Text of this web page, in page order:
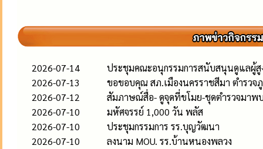
2026-07-14
ประชุมคณะอนุกรรมการสนับสนุนดูแลผู้สู
2026-07-13
ขอขอบคุณ สภ.เมืองนครราชสีมา ตำรวจ
2026-07-12
สัมภาษณ์สื่อ- ดูจุดที่ขโมย-ชุดตำรวจมาพ
2026-07-10
มหัศจรรย์ 1,000 วัน พลัส
2026-07-10
ประชุมกรรมการ รร.บุญวัฒนา
2026-07-10
ลงนาม MOU. รร.บ้านหนองพลวง